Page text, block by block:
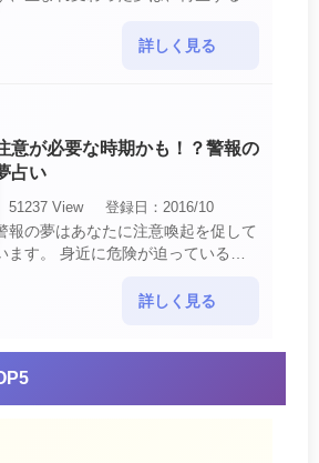
あなたに関するすべての運気が上昇し
詳しく見る
意が必要な時期かも！？警報の
占い
51237 View
登録日：2016/10
報の夢はあなたに注意喚起を促して
。 身近に危険が迫っている暗
て危機を回避する事が必要です。 ま
詳しく見る